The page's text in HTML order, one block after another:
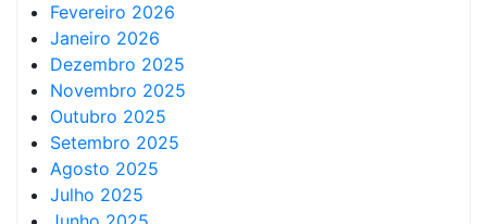
Fevereiro 2026
Janeiro 2026
Dezembro 2025
Novembro 2025
Outubro 2025
Setembro 2025
Agosto 2025
Julho 2025